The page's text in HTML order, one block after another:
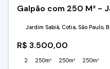
Galpão com 250 M² -
R$ 3.500,00
Jardim Sabiá, Cotia, São Paulo,
2 250m² 250m² 250m²